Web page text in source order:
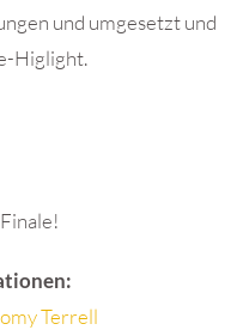
und umgesetzt und
Higlight.
Terrell